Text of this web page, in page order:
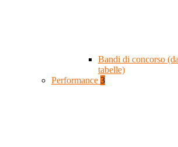
Bandi di concorso
tabelle)
Performance 3